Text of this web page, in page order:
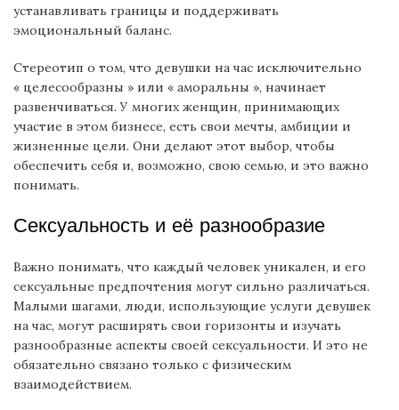
устанавливать границы и поддерживать
эмоциональный баланс.
Стереотип о том, что девушки на час исключительно
« целесообразны » или « аморальны », начинает
развенчиваться. У многих женщин, принимающих
участие в этом бизнесе, есть свои мечты, амбиции и
жизненные цели. Они делают этот выбор, чтобы
обеспечить себя и, возможно, свою семью, и это важно
понимать.
Сексуальность и её разнообразие
Важно понимать, что каждый человек уникален, и его
сексуальные предпочтения могут сильно различаться.
Малыми шагами, люди, использующие услуги девушек
на час, могут расширять свои горизонты и изучать
разнообразные аспекты своей сексуальности. И это не
обязательно связано только с физическим
взаимодействием.